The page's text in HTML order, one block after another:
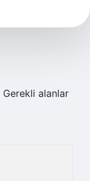
Gerekli alanlar